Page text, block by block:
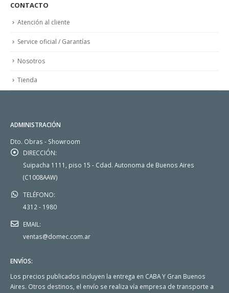
CONTACTO
Atención al cliente
Service oficial / Garantías
Nosotros
Tienda
ADMINISTRACIÓN
Dto. Obras - Showroom
DIRECCIÓN:
Suipacha 1111, piso 15 - Cdad. Autonoma de Buenos Aires
(C1008AAW)
TELÉFONO:
4312 - 1980
EMAIL:
ventas@domec.com.ar
ENVÍOS:
Los precios publicados incluyen la entrega en CABA Y Gran Buenos
Aires. Otros destinos, el envío se realiza vía empresa de transporte a